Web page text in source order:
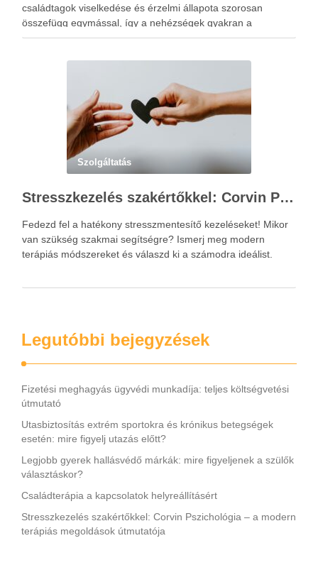
családtagok viselkedése és érzelmi állapota szorosan
összefügg egymással, így a nehézségek gyakran a
kapcsolati mintázatokban gyökereznek. A családterápia
Szolgáltatás
Stresszkezelés szakértőkkel: Corvin Pszichológia – a modern terápiás megoldások útmutatója
Fedezd fel a hatékony stresszmentesítő kezeléseket! Mikor
van szükség szakmai segítségre? Ismerj meg modern
terápiás módszereket és válaszd ki a számodra ideálist.
Legutóbbi bejegyzések
Fizetési meghagyás ügyvédi munkadíja: teljes költségvetési
útmutató
Utasbiztosítás extrém sportokra és krónikus betegségek
esetén: mire figyelj utazás előtt?
Legjobb gyerek hallásvédő márkák: mire figyeljenek a szülők
választáskor?
Családterápia a kapcsolatok helyreállításért
Stresszkezelés szakértőkkel: Corvin Pszichológia – a modern
terápiás megoldások útmutatója